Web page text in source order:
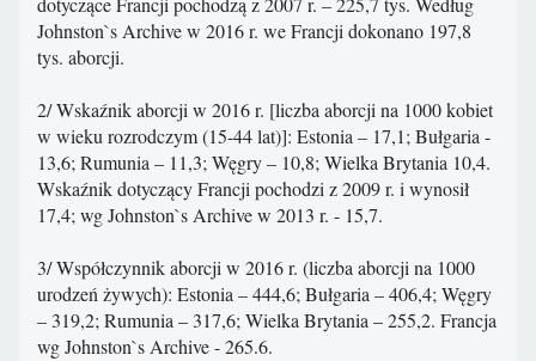
Johnston`s Archive w 2016 r. we Francji dokonano 197,8
tys. aborcji.
2/ Wskaźnik aborcji w 2016 r. [liczba aborcji na 1000 kobiet
w wieku rozrodczym (15-44 lat)]: Estonia – 17,1; Bułgaria -
13,6; Rumunia – 11,3; Węgry – 10,8; Wielka Brytania 10,4.
Wskaźnik dotyczący Francji pochodzi z 2009 r. i wynosił
17,4; wg Johnston`s Archive w 2013 r. - 15,7.
3/ Współczynnik aborcji w 2016 r. (liczba aborcji na 1000
urodzeń żywych): Estonia – 444,6; Bułgaria – 406,4; Węgry
– 319,2; Rumunia – 317,6; Wielka Brytania – 255,2. Francja
wg Johnston`s Archive - 265.6.